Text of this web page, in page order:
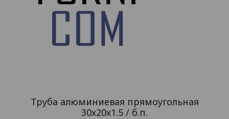
Труба алюминиевая прямоугольная
30х20х1.5 / б.п.